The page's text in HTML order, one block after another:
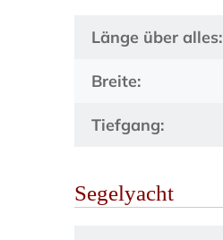
Länge über alles:
Breite:
Tiefgang:
Segelyacht